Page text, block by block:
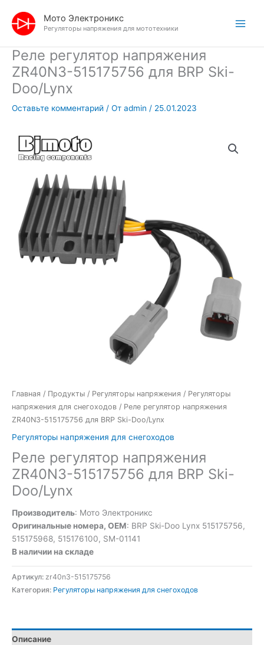
содержимому
Мото Электроникс
Регуляторы напряжения для мототехники
Реле регулятор напряжения
ZR40N3-515175756 для BRP Ski-
Doo/Lynx
Оставьте комментарий / От admin / 25.01.2023
Главная / Продукты / Регуляторы напряжения / Регуляторы
напряжения для снегоходов / Реле регулятор напряжения
ZR40N3-515175756 для BRP Ski-Doo/Lynx
Регуляторы напряжения для снегоходов
Реле регулятор напряжения
ZR40N3-515175756 для BRP Ski-
Doo/Lynx
Производитель: Мото Электроникс
Оригинальные номера, OEM: BRP Ski-Doo Lynx 515175756,
515175968, 515176100, SM-01141
В наличии на складе
Артикул: zr40n3-515175756
Категория: Регуляторы напряжения для снегоходов
Описание